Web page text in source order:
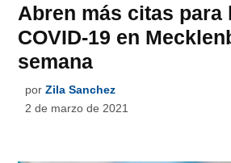
Abren más citas para
COVID-19 en
semana
por Zila Sanchez
2 de marzo de 2021